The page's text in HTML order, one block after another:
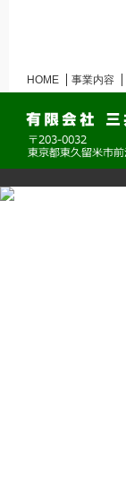
HOME 事業内容